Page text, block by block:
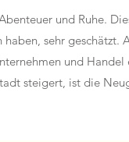
und Ruhe.
sehr geschätzt.
und Handel
steigert, ist die